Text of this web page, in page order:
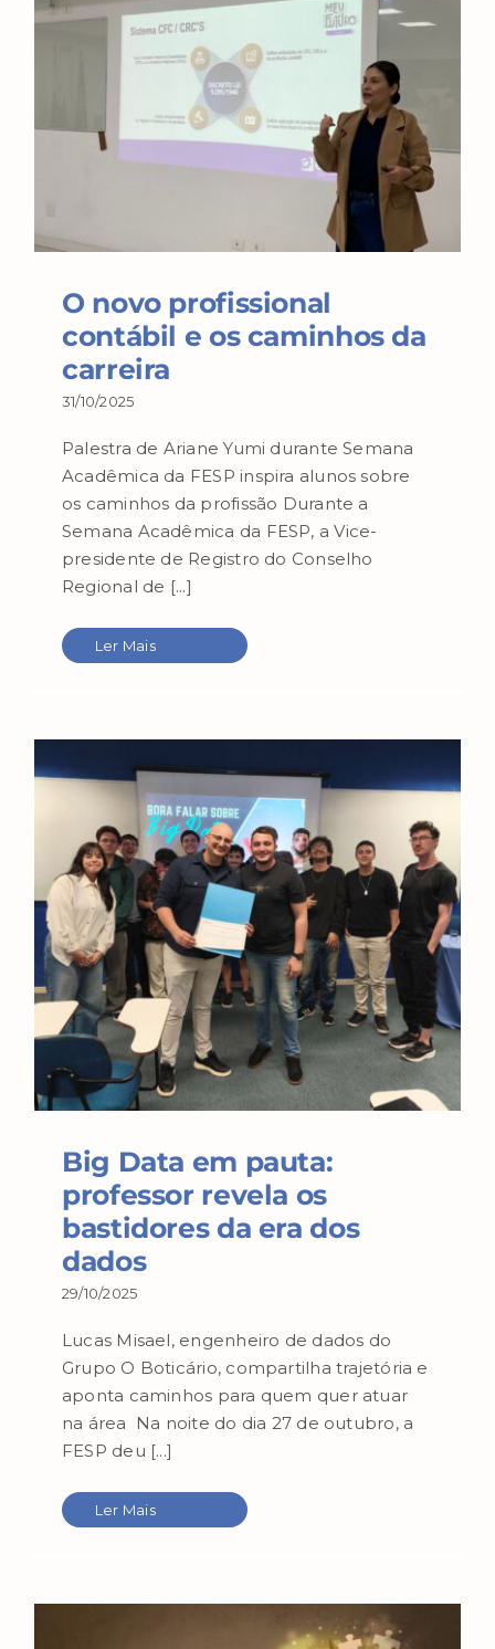
O novo profissional
contábil e os caminhos da
carreira
31/10/2025
Palestra de Ariane Yumi durante Semana
Acadêmica da FESP inspira alunos sobre
os caminhos da profissão Durante a
Semana Acadêmica da FESP, a Vice-
presidente de Registro do Conselho
Regional de [...]
Ler Mais
Big Data em pauta:
professor revela os
bastidores da era dos
dados
29/10/2025
Lucas Misael, engenheiro de dados do
Grupo O Boticário, compartilha trajetória e
aponta caminhos para quem quer atuar
na área Na noite do dia 27 de outubro, a
FESP deu [...]
Ler Mais